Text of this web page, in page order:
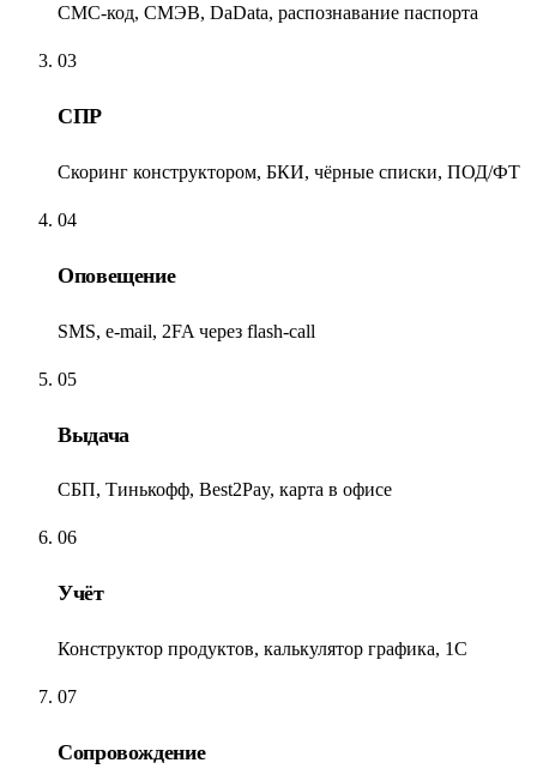
СМС-код, СМЭВ, DaData, распознавание паспорта
03
СПР
Скоринг конструктором, БКИ, чёрные списки, ПОД/ФТ
04
Оповещение
SMS, e-mail, 2FA через flash-call
05
Выдача
СБП, Тинькофф, Best2Pay, карта в офисе
06
Учёт
Конструктор продуктов, калькулятор графика, 1С
07
Сопровождение